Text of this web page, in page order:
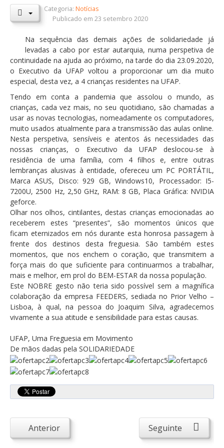
Orçamentos / PPI / PPA
DESTAQUES
Eventos
Notícias
Sondagens
ZêzereTV
SERVIÇOS
A Minha Rua
Abastecimento de Água
Roturas e Leituras
Qualidade da Água
Atendimento ao Público
Biblioteca Online FZZ
Plantas PDM Online
Faixas Gestão Combustível
Regulamentos em Vigor
Requerimentos em Vigor
Tabela - Taxas e Licenças
Avarias na Iluminação Pública
AREIAS E PIAS
Contactos Úteis
Equipamentos
Culturais
Categoria:Notícias
Publicado em 23 setembro 2020
Na sequência das demais ações de solidariedade já
levadas a cabo por estar autarquia, numa perspetiva de
continuidade na ajuda ao próximo, na tarde do dia 23.09.2020,
o Executivo da UFAP voltou a proporcionar um dia muito
especial, desta vez, a 4 crianças residentes na UFAP.
Tendo em conta a pandemia que assolou o mundo, as
crianças, cada vez mais, no seu quotidiano, são chamadas a
usar as novas tecnologias, nomeadamente os computadores,
muito usados atualmente para a transmissão das aulas online.
Nesta perspetiva, sensíveis e atentos ás necessidades das
nossas crianças, o Executivo da UFAP deslocou-se à
residência de uma família, com 4 filhos e, entre outras
lembranças alusivas à entidade, ofereceu um PC PORTÁTIL,
Marca ASUS, Disco: 929 GB, Windows10, Processador: I5-
7200U, 2500 Hz, 2,50 GHz, RAM: 8 GB, Placa Gráfica: NVIDIA
geforce.
Olhar nos olhos, cintilantes, destas crianças emocionadas ao
receberem estes “presentes”, são momentos únicos que
ficam eternizados em nós durante esta honrosa passagem à
frente dos destinos desta freguesia. São também estes
momentos, que nos enchem o coração, que transmitem a
força mais do que suficiente para continuarmos a trabalhar,
mais e melhor, em prol do BEM-ESTAR da nossa população.
Este NOBRE gesto não teria sido possível sem a magnífica
colaboração da empresa FEEDERS, sediada no Prior Velho –
Lisboa, à qual, na pessoa do Joaquim Silva, agradecemos
vivamente a sua atitude e sensibilidade para estas causas.
UFAP, Uma Freguesia em Movimento
De mãos dadas pela SOLIDARIEDADE
Anterior Seguinte